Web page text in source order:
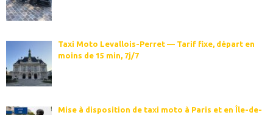
Taxi Moto Levallois-Perret — Tarif fixe, départ en
moins de 15 min, 7j/7
Mise à disposition de taxi moto à Paris et en Île-de-